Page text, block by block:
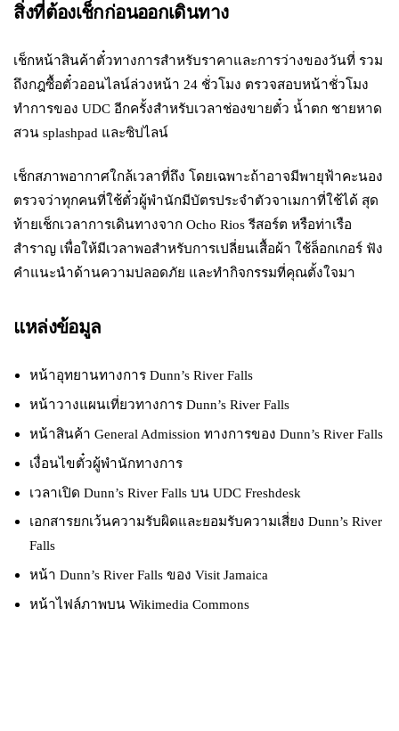
สิ่งที่ต้องเช็กก่อนออกเดินทาง
เช็กหน้าสินค้าตั๋วทางการสำหรับราคาและการว่างของวันที่ รวม
ถึงกฎซื้อตั๋วออนไลน์ล่วงหน้า 24 ชั่วโมง ตรวจสอบหน้าชั่วโมง
ทำการของ UDC อีกครั้งสำหรับเวลาช่องขายตั๋ว น้ำตก ชายหาด
สวน splashpad และซิปไลน์
เช็กสภาพอากาศใกล้เวลาที่ถึง โดยเฉพาะถ้าอาจมีพายุฟ้าคะนอง
ตรวจว่าทุกคนที่ใช้ตั๋วผู้พำนักมีบัตรประจำตัวจาเมกาที่ใช้ได้ สุด
ท้ายเช็กเวลาการเดินทางจาก Ocho Rios รีสอร์ต หรือท่าเรือ
สำราญ เพื่อให้มีเวลาพอสำหรับการเปลี่ยนเสื้อผ้า ใช้ล็อกเกอร์ ฟัง
คำแนะนำด้านความปลอดภัย และทำกิจกรรมที่คุณตั้งใจมา
แหล่งข้อมูล
หน้าอุทยานทางการ Dunn’s River Falls
หน้าวางแผนเที่ยวทางการ Dunn’s River Falls
หน้าสินค้า General Admission ทางการของ Dunn’s River Falls
เงื่อนไขตั๋วผู้พำนักทางการ
เวลาเปิด Dunn’s River Falls บน UDC Freshdesk
เอกสารยกเว้นความรับผิดและยอมรับความเสี่ยง Dunn’s River
Falls
หน้า Dunn’s River Falls ของ Visit Jamaica
หน้าไฟล์ภาพบน Wikimedia Commons